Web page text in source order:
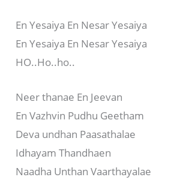
En Yesaiya En Nesar Yesaiya
En Yesaiya En Nesar Yesaiya
HO..Ho..ho..
Neer thanae En Jeevan
En Vazhvin Pudhu Geetham
Deva undhan Paasathalae
Idhayam Thandhaen
Naadha Unthan Vaarthayalae